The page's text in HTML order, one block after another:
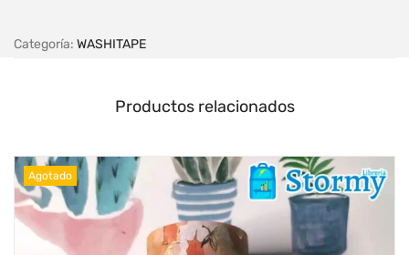
Categoría: WASHITAPE
Productos relacionados
Agotado